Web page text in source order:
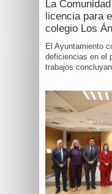
La
licencia para
colegio Los
El Ayuntamiento
deficiencias en el
trabajos